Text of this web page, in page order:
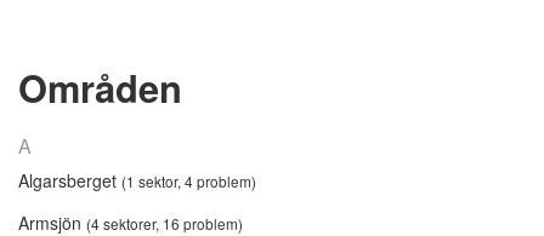
Områden
A
Algarsberget (1 sektor, 4 problem)
Armsjön (4 sektorer, 16 problem)